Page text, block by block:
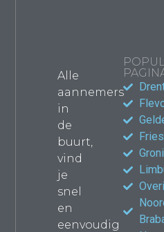
Alle
aannemers
in
de
buurt,
vind
je
snel
en
eenvoudig